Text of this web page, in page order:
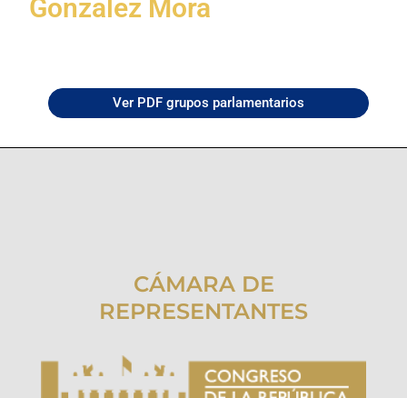
Gonzalez Mora
Ver PDF grupos parlamentarios
CÁMARA DE
REPRESENTANTES